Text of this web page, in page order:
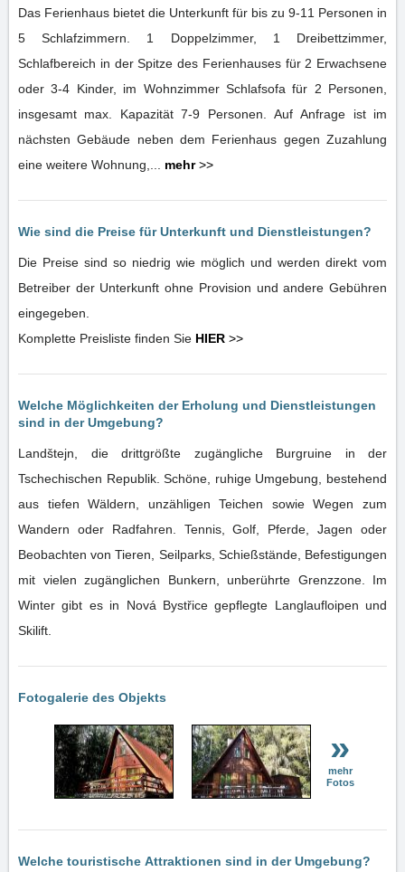
Das Ferienhaus bietet die Unterkunft für bis zu 9-11 Personen in
5 Schlafzimmern. 1 Doppelzimmer, 1 Dreibettzimmer,
Schlafbereich in der Spitze des Ferienhauses für 2 Erwachsene
oder 3-4 Kinder, im Wohnzimmer Schlafsofa für 2 Personen,
insgesamt max. Kapazität 7-9 Personen. Auf Anfrage ist im
nächsten Gebäude neben dem Ferienhaus gegen Zuzahlung
eine weitere Wohnung,... mehr>>
Wie sind die Preise für Unterkunft und Dienstleistungen?
Die Preise sind so niedrig wie möglich und werden direkt vom
Betreiber der Unterkunft ohne Provision und andere Gebühren
eingegeben.
Komplette Preisliste finden Sie HIER >>
Welche Möglichkeiten der Erholung und Dienstleistungen
sind in der Umgebung?
Landštejn, die drittgrößte zugängliche Burgruine in der
Tschechischen Republik. Schöne, ruhige Umgebung, bestehend
aus tiefen Wäldern, unzähligen Teichen sowie Wegen zum
Wandern oder Radfahren. Tennis, Golf, Pferde, Jagen oder
Beobachten von Tieren, Seilparks, Schießstände, Befestigungen
mit vielen zugänglichen Bunkern, unberührte Grenzzone. Im
Winter gibt es in Nová Bystřice gepflegte Langlaufloipen und
Skilift.
Fotogalerie des Objekts
»
mehr
Fotos
Welche touristische Attraktionen sind in der Umgebung?